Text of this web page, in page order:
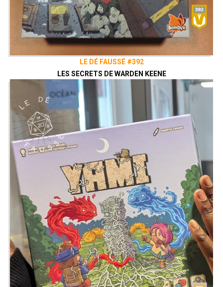
LE DÉ FAUSSÉ #392
LES SECRETS DE WARDEN KEENE